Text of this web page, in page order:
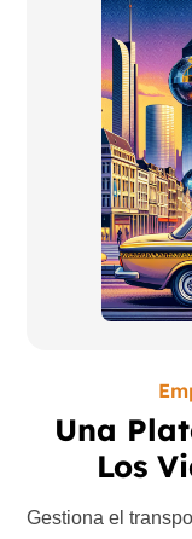
Una
Los
Gestiona el